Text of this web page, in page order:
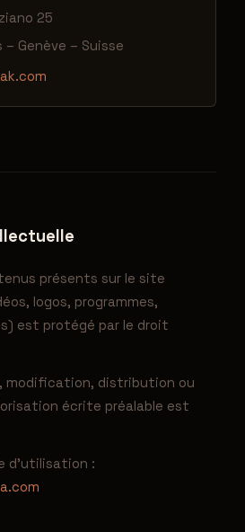
25
– Genève – Suisse
présents sur le site
logos, programmes,
est protégé par le droit
modification, distribution ou
écrite préalable est
d'utilisation :